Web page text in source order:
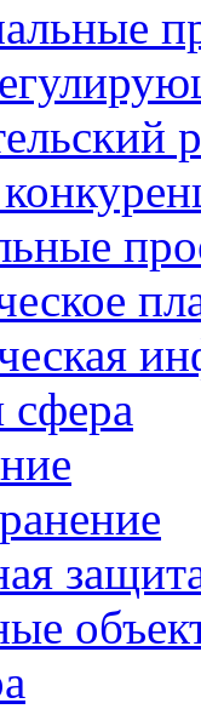
сфера